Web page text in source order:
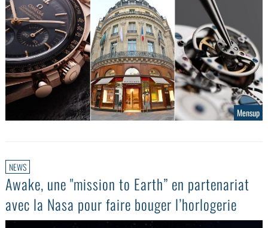
Mensup
NEWS
Awake, une "mission to Earth” en partenariat
avec la Nasa pour faire bouger l’horlogerie